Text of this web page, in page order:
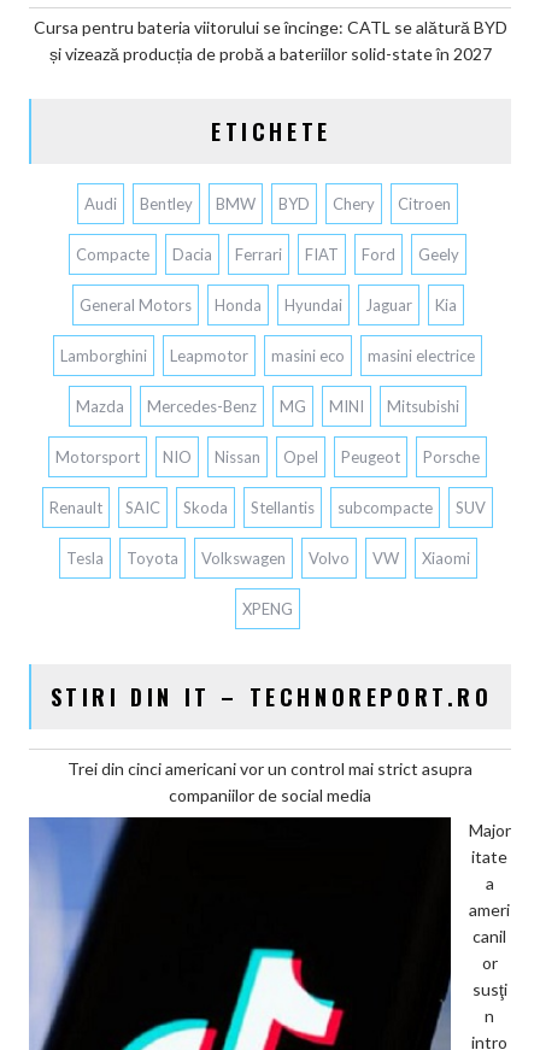
Cursa pentru bateria viitorului se încinge: CATL se alătură BYD
și vizează producția de probă a bateriilor solid-state în 2027
ETICHETE
Audi Bentley BMW BYD Chery Citroen
Compacte Dacia Ferrari FIAT Ford Geely
General Motors Honda Hyundai Jaguar Kia
Lamborghini Leapmotor masini eco masini electrice
Mazda Mercedes-Benz MG MINI Mitsubishi
Motorsport NIO Nissan Opel Peugeot Porsche
Renault SAIC Skoda Stellantis subcompacte SUV
Tesla Toyota Volkswagen Volvo VW Xiaomi
XPENG
STIRI DIN IT – TECHNOREPORT.RO
Trei din cinci americani vor un control mai strict asupra
companiilor de social media
Major
itate
a
ameri
canil
or
susţi
n
intro